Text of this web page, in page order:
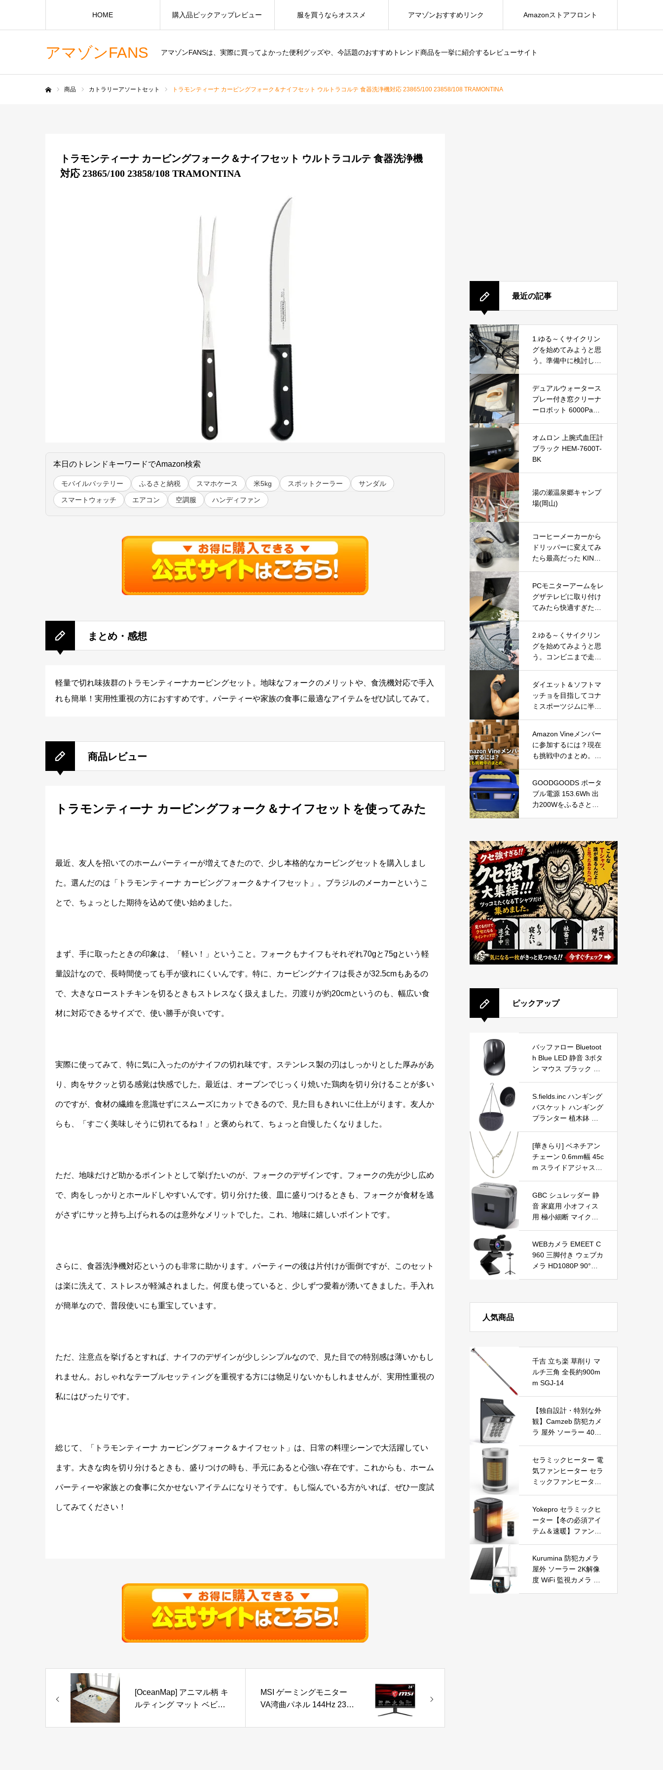
アマゾンFANS アマゾンFANSは、実際に買ってよかった便利グッズや、今話題のおすすめトレンド商品を一挙に紹介するレビューサイト
HOME 購入品ピックアップレビュー 服を買うならオススメ アマゾンおすすめリンク Amazonストアフロント
商品 カトラリーアソートセット トラモンティーナ カービングフォーク＆ナイフセット ウルトラコルテ 食器洗浄機対応 23865/100 23858/108 TRAMONTINA
トラモンティーナ カービングフォーク＆ナイフセット ウルトラコルテ 食器洗浄機
対応 23865/100 23858/108 TRAMONTINA
本日のトレンドキーワードでAmazon検索
モバイルバッテリー ふるさと納税 スマホケース 米5kg スポットクーラー サンダル
スマートウォッチ エアコン 空調服 ハンディファン
まとめ・感想
軽量で切れ味抜群のトラモンティーナカービングセット。地味なフォークのメリットや、食洗機対応で手入
れも簡単！実用性重視の方におすすめです。パーティーや家族の食事に最適なアイテムをぜひ試してみて。
商品レビュー
トラモンティーナ カービングフォーク＆ナイフセットを使ってみた
最近、友人を招いてのホームパーティーが増えてきたので、少し本格的なカービングセットを購入しまし
た。選んだのは「トラモンティーナ カービングフォーク＆ナイフセット」。ブラジルのメーカーというこ
とで、ちょっとした期待を込めて使い始めました。
まず、手に取ったときの印象は、「軽い！」ということ。フォークもナイフもそれぞれ70gと75gという軽
量設計なので、長時間使っても手が疲れにくいんです。特に、カービングナイフは長さが32.5cmもあるの
で、大きなローストチキンを切るときもストレスなく扱えました。刃渡りが約20cmというのも、幅広い食
材に対応できるサイズで、使い勝手が良いです。
実際に使ってみて、特に気に入ったのがナイフの切れ味です。ステンレス製の刃はしっかりとした厚みがあ
り、肉をサクッと切る感覚は快感でした。最近は、オーブンでじっくり焼いた鶏肉を切り分けることが多い
のですが、食材の繊維を意識せずにスムーズにカットできるので、見た目もきれいに仕上がります。友人か
らも、「すごく美味しそうに切れてるね！」と褒められて、ちょっと自慢したくなりました。
ただ、地味だけど助かるポイントとして挙げたいのが、フォークのデザインです。フォークの先が少し広め
で、肉をしっかりとホールドしやすいんです。切り分けた後、皿に盛りつけるときも、フォークが食材を逃
がさずにサッと持ち上げられるのは意外なメリットでした。これ、地味に嬉しいポイントです。
さらに、食器洗浄機対応というのも非常に助かります。パーティーの後は片付けが面倒ですが、このセット
は楽に洗えて、ストレスが軽減されました。何度も使っていると、少しずつ愛着が湧いてきました。手入れ
が簡単なので、普段使いにも重宝しています。
ただ、注意点を挙げるとすれば、ナイフのデザインが少しシンプルなので、見た目での特別感は薄いかもし
れません。おしゃれなテーブルセッティングを重視する方には物足りないかもしれませんが、実用性重視の
私にはぴったりです。
総じて、「トラモンティーナ カービングフォーク＆ナイフセット」は、日常の料理シーンで大活躍してい
ます。大きな肉を切り分けるときも、盛りつけの時も、手元にあると心強い存在です。これからも、ホーム
パーティーや家族との食事に欠かせないアイテムになりそうです。もし悩んでいる方がいれば、ぜひ一度試
してみてください！
[OceanMap] アニマル柄 キ
ルティング マット ベビー
ん ペット 猫 ラグ コットン
MSI ゲーミングモニター
VA湾曲パネル 144Hz 23.6
色再現性 フル
最近の記事
1.ゆる～くサイクリン
グを始めてみようと思
う。準備中に検討した
デュアルウォータース
プレー付き窓クリーナ
ーロボット 6000Pa吸
で掃除できる窓掃除ロ
ボットを徹底レビュー
オムロン 上腕式血圧計
ブラック HEM-7600T-
BK
湯の瀬温泉郷キャンプ
場(岡山)
コーヒーメーカーから
ドリッパーに変えてみ
たら最高だった KINTO
PCモニターアームをレ
グザテレビに取り付け
てみたら快適すぎた！
2.ゆる～くサイクリン
グを始めてみようと思
う。コンビニまで走っ
ダイエット＆ソフトマ
ッチョを目指してコナ
ミスポーツジムに半年
Amazon Vineメンバー
に参加するには？現在
も挑戦中のまとめ。招
目安
GOODGOODS ポータ
ブル電源 153.6Wh 出
力200Wをふるさと納
を徹底レビュー
ピックアップ
バッファロー Bluetoot
h Blue LED 静音 3ボタ
ン マウス ブラック Wi
応 電池長寿命最大450
日 軽量 BSMBB105BK
S.fields.inc ハンギング
バスケット ハンギング
プランター 植木鉢 丸
[華きらり] ベネチアン
チェーン 0.6mm幅 45c
m スライドアジャスタ
GBC シュレッダー 静
音 家庭用 小オフィス
用 極小細断 マイクロ
分 プラスチックカード
も細断可能 ホチキス対
応 ダストボックス9L A
4/約100枚収容 マイク
ーパーホルダー付き G
WEBカメラ EMEET C
960 三脚付き ウェブカ
メラ HD1080P 90°広
カバー 会議用/授業用/
k, zoom, Facetimeなど
対応
人気商品
千吉 立ち楽 草削り マ
ルチ三角 全長約900m
m SGJ-14
【独自設計・特別な外
観】Camzeb 防犯カメ
ラ 屋外 ソーラー 400
電池式 Alexa 赤外線/カ
ラー暗視 双方向音声
音光警報 プッシュ通知
動体検知 クラウド/SD
カード録画 IP66防水
遠隔操作
セラミックヒーター 電
気ファンヒーター セラ
ミックファンヒーター
切替 1-12時間タイマー
設定可能 リモコン付
電気ヒーター 転倒自動
オフ 過熱保護 省エネ
節電 PSE認証済 暖房
器具
Yokepro セラミックヒ
ーター【冬の必須アイ
テム＆速暖】ファンヒ
ED表示 低騒音【空気
浄化】ファンヒーター
電気 ECO知能恒温 省
エネ 暖房器具 転倒オ
Kurumina 防犯カメラ
屋外 ソーラー 2K解像
度 WiFi 監視カメラ ワ